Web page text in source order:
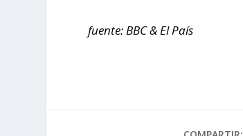
fuente: BBC & El País